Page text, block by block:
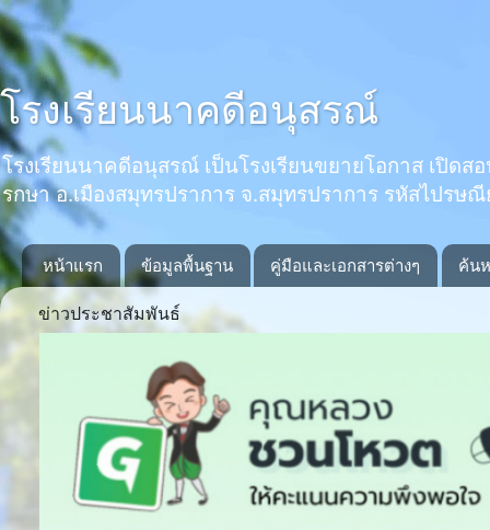
โรงเรียนนาคดีอนุสรณ์
โรงเรียนนาคดีอนุสรณ์ เป็นโรงเรียนขยายโอกาส เปิ
รกษา อ.เมืองสมุทรปราการ จ.สมุทรปราการ รหัสไปรษ
หน้าแรก ข้อมูลพื้นฐาน คู่มือและเอกสารต่างๆ ค้น
ข่าวประชาสัมพันธ์
Previous